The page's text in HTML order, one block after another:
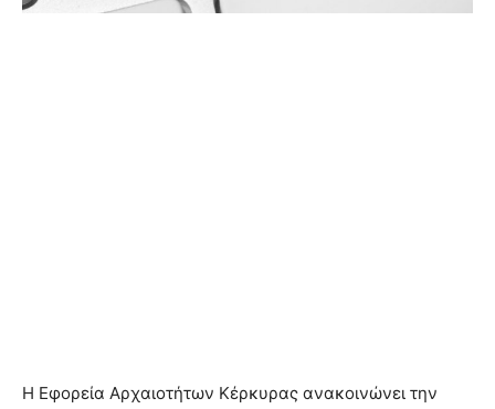
Η Εφορεία Αρχαιοτήτων Κέρκυρας ανακοινώνει την